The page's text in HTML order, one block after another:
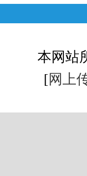
本网站
[网上